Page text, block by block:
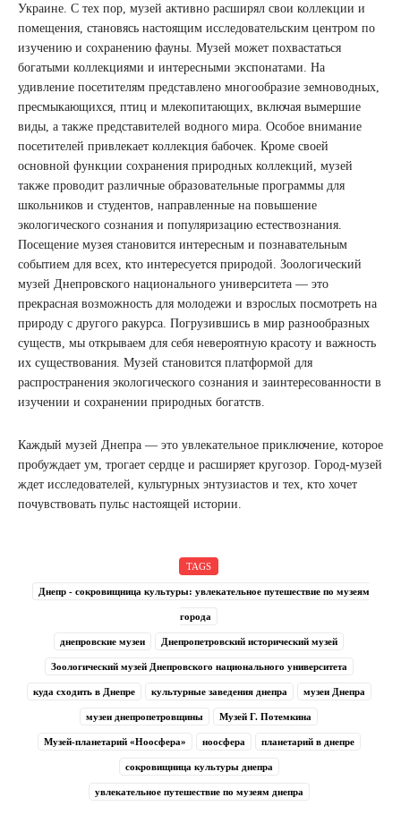
Украине. С тех пор, музей активно расширял свои коллекции и
помещения, становясь настоящим исследовательским центром по
изучению и сохранению фауны. Музей может похвастаться
богатыми коллекциями и интересными экспонатами. На
удивление посетителям представлено многообразие земноводных,
пресмыкающихся, птиц и млекопитающих, включая вымершие
виды, а также представителей водного мира. Особое внимание
посетителей привлекает коллекция бабочек. Кроме своей
основной функции сохранения природных коллекций, музей
также проводит различные образовательные программы для
школьников и студентов, направленные на повышение
экологического сознания и популяризацию естествознания.
Посещение музея становится интересным и познавательным
событием для всех, кто интересуется природой. Зоологический
музей Днепровского национального университета — это
прекрасная возможность для молодежи и взрослых посмотреть на
природу с другого ракурса. Погрузившись в мир разнообразных
существ, мы открываем для себя невероятную красоту и важность
их существования. Музей становится платформой для
распространения экологического сознания и заинтересованности в
изучении и сохранении природных богатств.
Каждый музей Днепра — это увлекательное приключение, которое
пробуждает ум, трогает сердце и расширяет кругозор. Город-музей
ждет исследователей, культурных энтузиастов и тех, кто хочет
почувствовать пульс настоящей истории.
TAGS
Днепр - сокровищница культуры: увлекательное путешествие по музеям
города
днепровские музеи Днепропетровский исторический музей
Зоологический музей Днепровского национального университета
куда сходить в Днепре культурные заведения днепра музеи Днепра
музеи днепропетровщины Музей Г. Потемкина
Музей-планетарий «Ноосфера» ноосфера планетарий в днепре
сокровищница культуры днепра
увлекательное путешествие по музеям днепра